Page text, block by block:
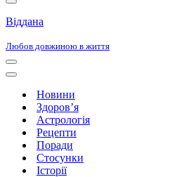
Меню
навігації
Віддана
Любов довжиною в життя
Меню
навігації
Меню
навігаціїНовини
Здоров’я
Астрологія
Рецепти
Поради
Стосунки
Історії